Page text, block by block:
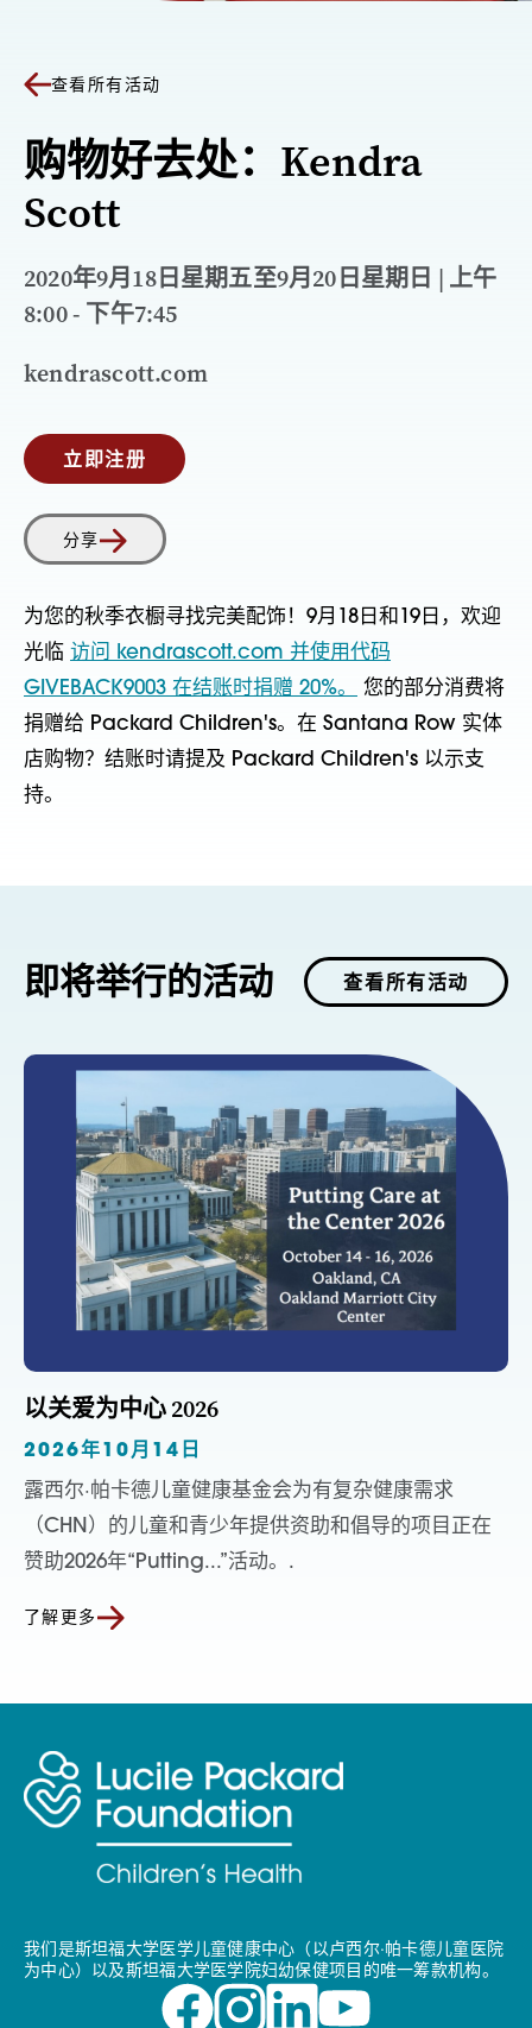
查看所有活动
购物好去处：Kendra
Scott
2020年9月18日星期五至9月20日星期日 | 上午
8:00 - 下午7:45
kendrascott.com
立即注册
分享
为您的秋季衣橱寻找完美配饰！9月18日和19日，欢迎
光临 访问 kendrascott.com 并使用代码
GIVEBACK9003 在结账时捐赠 20%。
您的部分消费将
捐赠给 Packard Children's。在 Santana Row 实体
店购物？结账时请提及 Packard Children's 以示支
持。
即将举行的活动 查看所有活动
以关爱为中心 2026
2026年10月14日
露西尔·帕卡德儿童健康基金会为有复杂健康需求
（CHN）的儿童和青少年提供资助和倡导的项目正在
赞助2026年“Putting...”活动。.
了解更多
我们是斯坦福大学医学儿童健康中心（以卢西尔·帕卡德儿童医院
为中心）以及斯坦福大学医学院妇幼保健项目的唯一筹款机构。